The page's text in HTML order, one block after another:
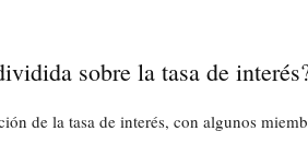
sobre la tasa de
de la tasa de interés, con algunos